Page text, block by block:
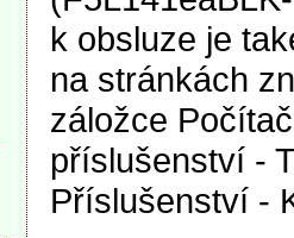
k obsluze je
na stránkách
záložce
příslušenství -
Příslušenství -